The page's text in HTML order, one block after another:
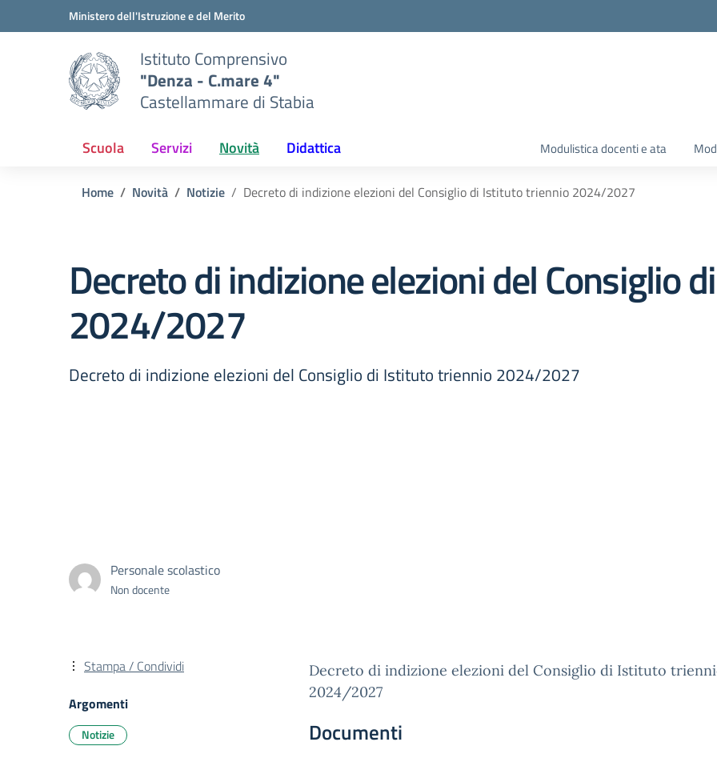
Vai ai contenuti
Vai al menu di navigazioneMinistero dell'Istruzione e del Merito
Istituto Comprensivo
"Denza - C.mare 4"
Castellammare di Stabia
Scuola Servizi Novità Didattica Modulistica docenti e ata
Home Novità Notizie Decreto di indizione elezioni del Consiglio di Istituto triennio 2024/2027
Decreto di indizione elezioni del Consiglio
2024/2027
Decreto di indizione elezioni del Consiglio di Istituto triennio 2024/2027
Personale scolastico
Non docente
Decreto di indizione elezioni del Consiglio di Istituto
2024/2027
Documenti
Stampa / Condividi
Argomenti
Notizie